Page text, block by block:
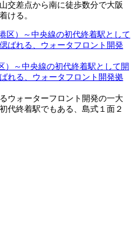
交差点から南に徒歩数分で大阪
ける。
）～中央線の初代終着駅として開
れる、ウォータフロント開発拠
ウォーターフロント開発の一大
代終着駅でもある、島式１面２